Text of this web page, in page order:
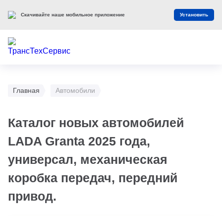
Главная Автомобили
Каталог новых автомобилей
LADA Granta 2025 года,
универсал, механическая
коробка передач, передний
привод.
Скачивайте наше мобильное приложение Установить